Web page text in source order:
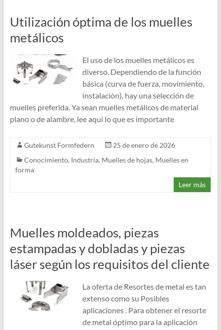
Utilización óptima de los muelles
metálicos
El uso de los muelles metálicos es
diverso. Dependiendo de la función
básica (curva de fuerza, movimiento,
instalación), hay una selección de
muelles preferida. Ya sean muelles metálicos de material
plano o de alambre, lee aquí lo que es importante
Gutekunst Formfedern
25 de enero de 2026
Conocimiento, Industria, Muelles de hojas, Muelles en
forma
Leer más
Muelles moldeados, piezas
estampadas y dobladas y piezas
láser según los requisitos del cliente
La oferta de Resortes de metal es tan
extenso como su Posibles
aplicaciones . Para obtener el resorte
de metal óptimo para la aplicación